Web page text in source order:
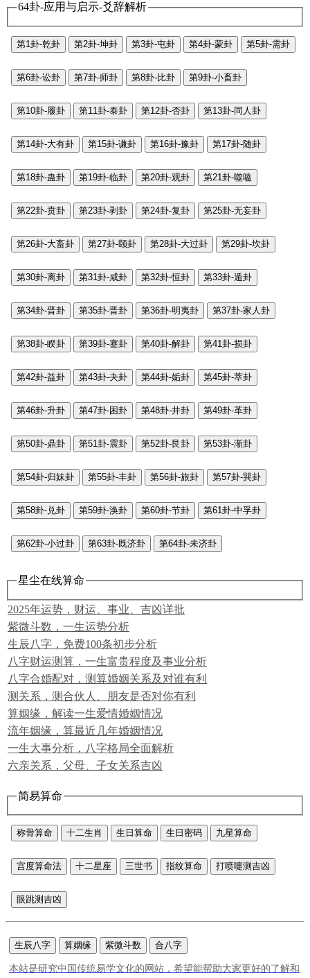
64卦-应用与启示-爻辞解析
第1卦-乾卦 第2卦-坤卦 第3卦-屯卦 第4卦-蒙卦 第5卦-需卦
第6卦-讼卦 第7卦-师卦 第8卦-比卦 第9卦-小畜卦
第10卦-履卦 第11卦-泰卦 第12卦-否卦 第13卦-同人卦
第14卦-大有卦 第15卦-谦卦 第16卦-豫卦 第17卦-随卦
第18卦-蛊卦 第19卦-临卦 第20卦-观卦 第21卦-噬嗑
第22卦-贲卦 第23卦-剥卦 第24卦-复卦 第25卦-无妄卦
第26卦-大畜卦 第27卦-颐卦 第28卦-大过卦 第29卦-坎卦
第30卦-离卦 第31卦-咸卦 第32卦-恒卦 第33卦-遁卦
第34卦-晋卦 第35卦-晋卦 第36卦-明夷卦 第37卦-家人卦
第38卦-睽卦 第39卦-蹇卦 第40卦-解卦 第41卦-损卦
第42卦-益卦 第43卦-夬卦 第44卦-姤卦 第45卦-萃卦
第46卦-升卦 第47卦-困卦 第48卦-井卦 第49卦-革卦
第50卦-鼎卦 第51卦-震卦 第52卦-艮卦 第53卦-渐卦
第54卦-归妹卦 第55卦-丰卦 第56卦-旅卦 第57卦-巽卦
第58卦-兑卦 第59卦-涣卦 第60卦-节卦 第61卦-中孚卦
第62卦-小过卦 第63卦-既济卦 第64卦-未济卦
星尘在线算命
2025年运势，财运、事业、吉凶详批
紫微斗数，一生运势分析
生辰八字，免费100条初步分析
八字财运测算，一生富贵程度及事业分析
八字合婚配对，测算婚姻关系及对谁有利
测关系，测合伙人、朋友是否对你有利
算姻缘，解读一生爱情婚姻情况
流年姻缘，算最近几年婚姻情况
一生大事分析，八字格局全面解析
六亲关系，父母、子女关系吉凶
简易算命
称骨算命 十二生肖 生日算命 生日密码 九星算命
宫度算命法 十二星座 三世书 指纹算命 打喷嚏测吉凶
眼跳测吉凶
生辰八字 算姻缘 紫微斗数 合八字
本站是研究中国传统易学文化的网站，希望能帮助大家更好的了解和